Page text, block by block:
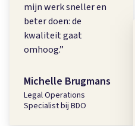
mijn werk sneller en
beter doen: de
kwaliteit gaat
omhoog.”
Michelle Brugmans
Legal Operations
Specialist bij BDO